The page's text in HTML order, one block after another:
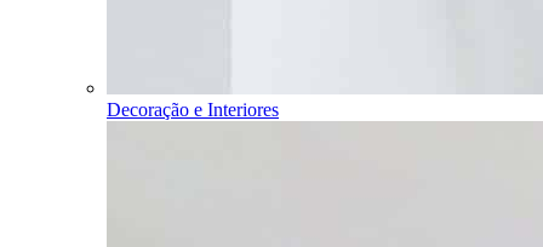
Decoração e Interiores